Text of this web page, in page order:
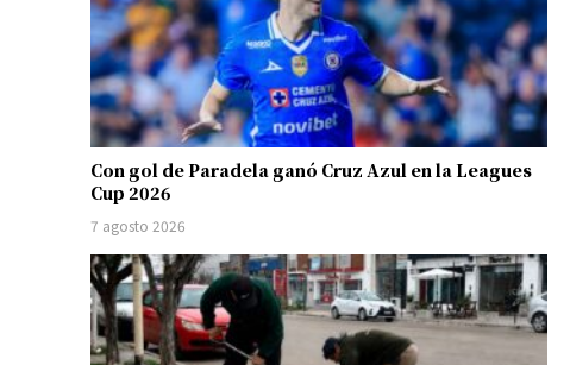
Con gol de Paradela ganó Cruz Azul en la Leagues
Cup 2026
7 agosto 2026